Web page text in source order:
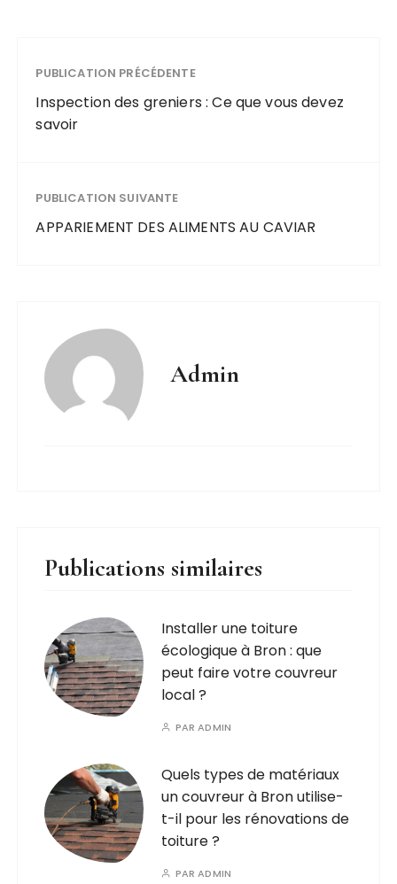
PUBLICATION PRÉCÉDENTE
Inspection des greniers : Ce que vous devez
savoir
PUBLICATION SUIVANTE
APPARIEMENT DES ALIMENTS AU CAVIAR
Admin
Publications similaires
Installer une toiture
écologique à Bron : que
peut faire votre couvreur
local ?
PARADMIN
Quels types de matériaux
un couvreur à Bron utilise-
t-il pour les rénovations de
toiture ?
PARADMIN